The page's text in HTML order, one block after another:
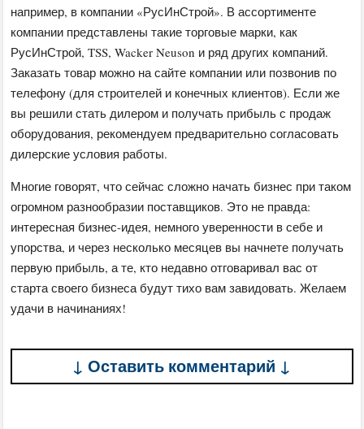
например, в компании «РусИнСтрой». В ассортименте
компании представлены такие торговые марки, как
РусИнСтрой, TSS, Wacker Neuson и ряд других компаний.
Заказать товар можно на сайте компании или позвонив по
телефону (для строителей и конечных клиентов). Если же
вы решили стать дилером и получать прибыль с продаж
оборудования, рекомендуем предварительно согласовать
дилерские условия работы.
Многие говорят, что сейчас сложно начать бизнес при таком
огромном разнообразии поставщиков. Это не правда:
интересная бизнес-идея, немного уверенности в себе и
упорства, и через несколько месяцев вы начнете получать
первую прибыль, а те, кто недавно отговаривал вас от
старта своего бизнеса будут тихо вам завидовать. Желаем
удачи в начинаниях!
↓ Оставить комментарий ↓